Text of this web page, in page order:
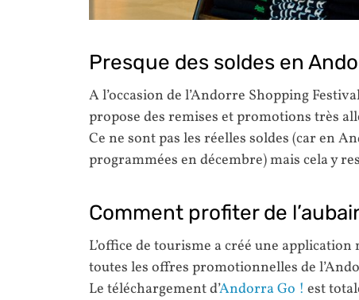
Presque des soldes en
A l’occasion de l’Andorre Shopping
propose des remises et promotions très
Ce ne sont pas les réelles soldes (car en
programmées en décembre) mais cela y
Comment profiter de
L’office de tourisme a créé une
toutes les offres promotionnelles de
Le téléchargement d’Andorra Go ! est